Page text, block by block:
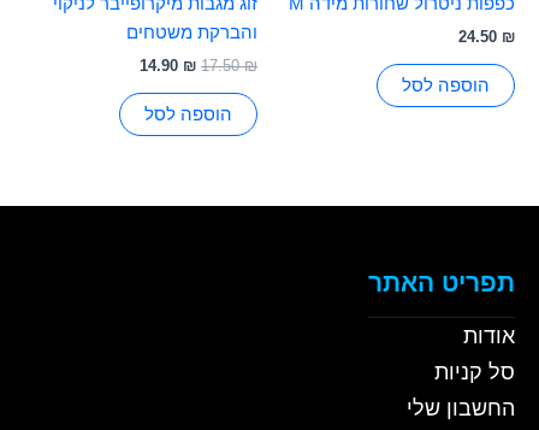
24.50 ₪
הוספה לסל
והברקת משטחים
17.50₪
14.90 ₪
הוספה לסל
תפריט האתר
אודות
סל קניות
החשבון שלי